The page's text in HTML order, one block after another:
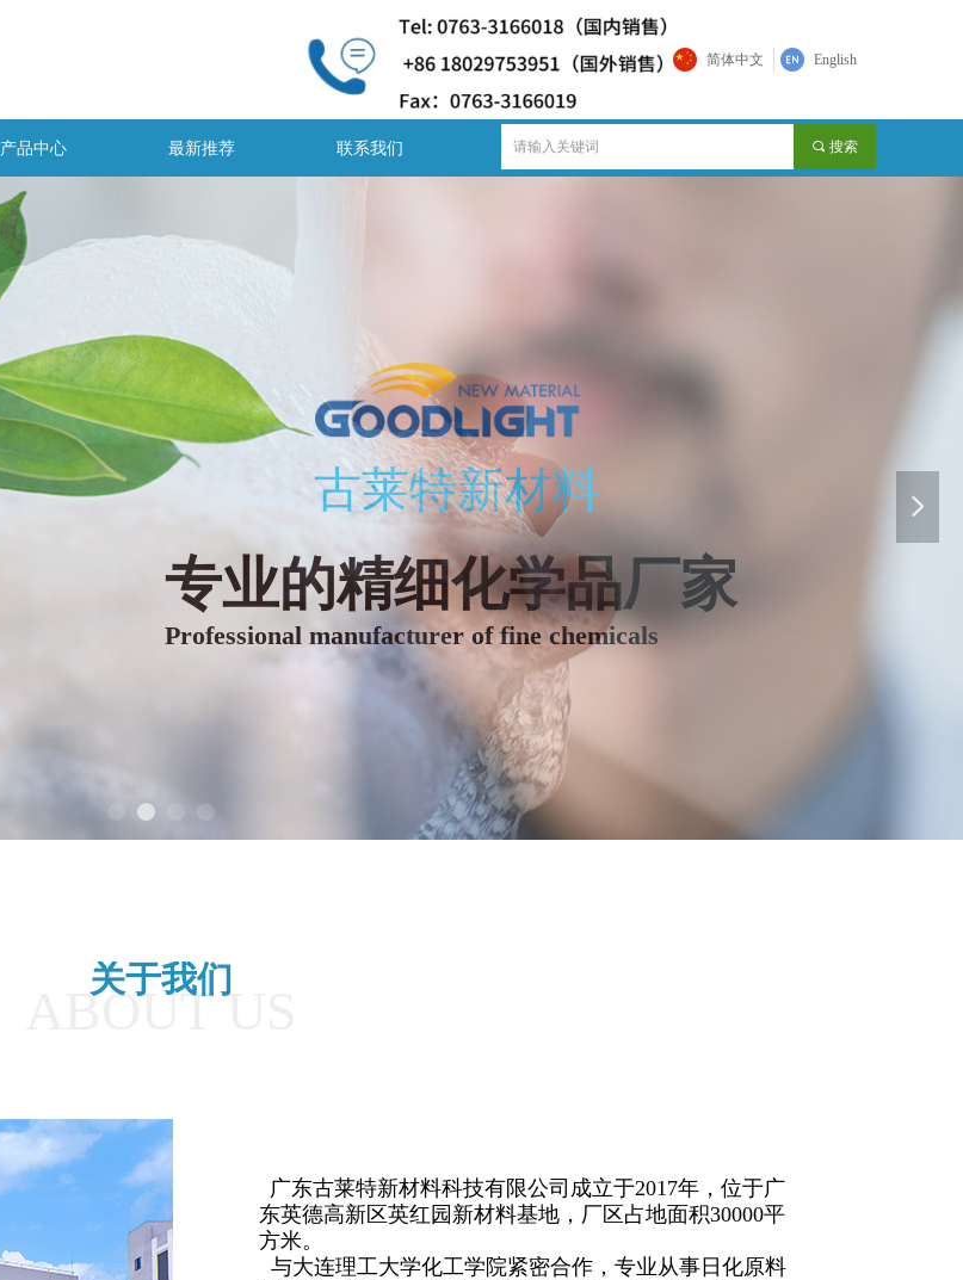
产品中心 最新推荐 联系我们 끠 搜索
简体中文 English
넲
ABOUT US
关于我们
广东古莱特新材料科技有限公司成立于2017年，位于广
东英德高新区英红园新材料基地，厂区占地面积30000平
方米。
与大连理工大学化工学院紧密合作，专业从事日化原料